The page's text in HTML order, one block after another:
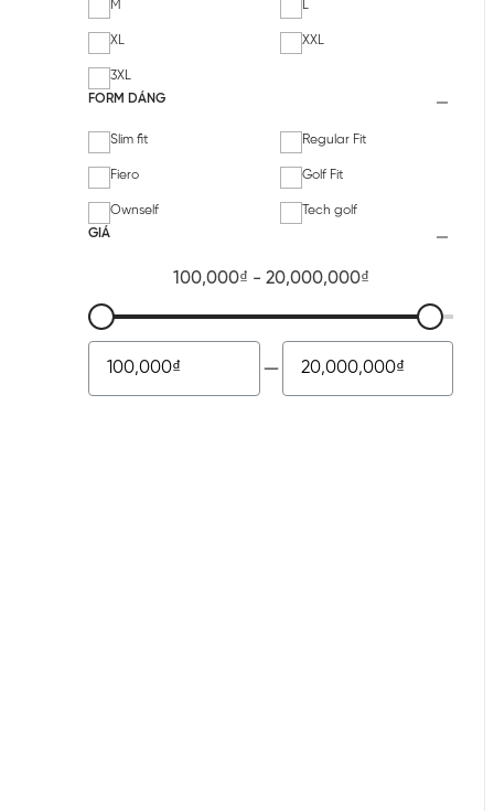
M L
XL XXL
3XL
FORM DÁNG
Slim fit Regular Fit
Fiero Golf Fit
Ownself
Tech golf
GIÁ